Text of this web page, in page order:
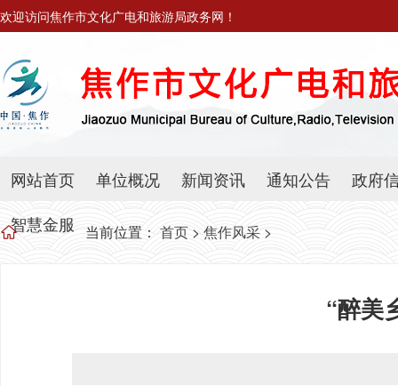
欢迎访问焦作市文化广电和旅游局政务网！
网站首页 单位概况 新闻资讯 通知公告
政府
智慧金服
当前位置： 首页> 焦作风采 >
“醉美